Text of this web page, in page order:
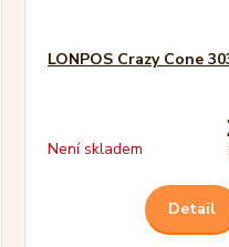
LONPOS Crazy Cone
Není skladem
Detail